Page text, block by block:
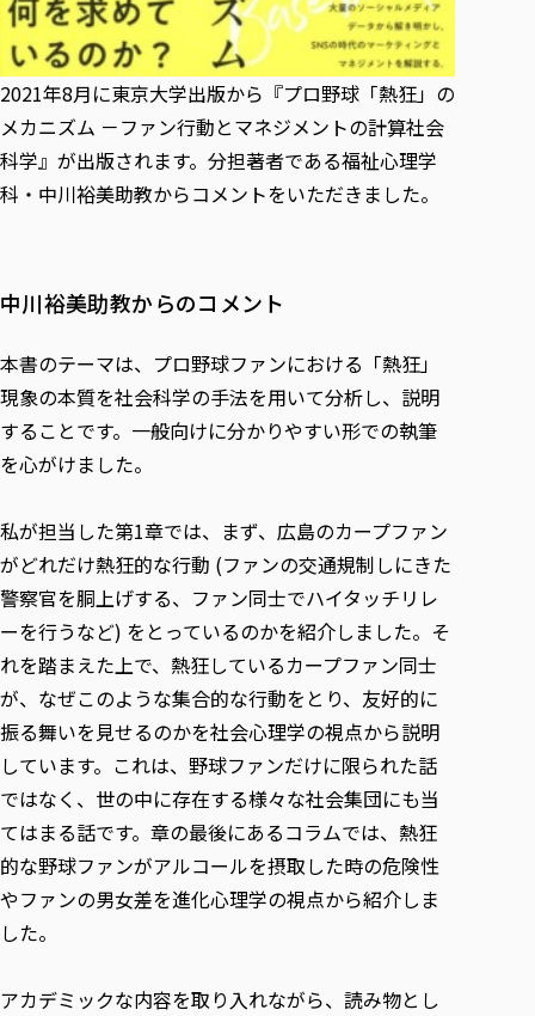
教育実践活動（教育学科学生のみ受講可能）
禅のこころ
学費（学部学科）
授業料減免・奨学金等
宿舎の紹介
学生生活サポート
学生自主活動支援
スポーツ傷害保険
2021年8月に東京大学出版から『プロ野球「熱狂」の
メカニズム －ファン行動とマネジメントの計算社会
科学』が出版されます。分担著者である福祉心理学
科・中川裕美助教からコメントをいただきました。
中川裕美助教からのコメント
本書のテーマは、プロ野球ファンにおける「熱狂」
現象の本質を社会科学の手法を用いて分析し、説明
することです。一般向けに分かりやすい形での執筆
を心がけました。
私が担当した第1章では、まず、広島のカープファン
がどれだけ熱狂的な行動 (ファンの交通規制しにきた
警察官を胴上げする、ファン同士でハイタッチリレ
ーを行うなど) をとっているのかを紹介しました。そ
れを踏まえた上で、熱狂しているカープファン同士
が、なぜこのような集合的な行動をとり、友好的に
振る舞いを見せるのかを社会心理学の視点から説明
しています。これは、野球ファンだけに限られた話
ではなく、世の中に存在する様々な社会集団にも当
てはまる話です。章の最後にあるコラムでは、熱狂
的な野球ファンがアルコールを摂取した時の危険性
やファンの男女差を進化心理学の視点から紹介しま
した。
アカデミックな内容を取り入れながら、読み物とし